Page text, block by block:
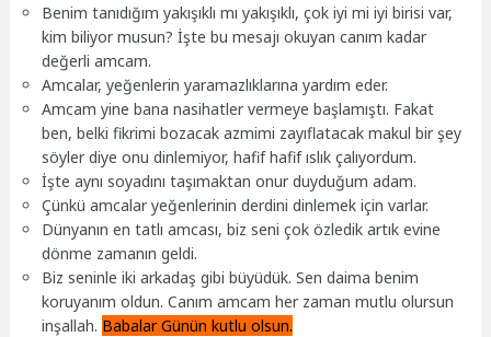
Benim tanıdığım yakışıklı mı yakışıklı, çok iyi mi iyi birisi var,
kim biliyor musun? İşte bu mesajı okuyan canım kadar
değerli amcam.
Amcalar, yeğenlerin yaramazlıklarına yardım eder.
Amcam yine bana nasihatler vermeye başlamıştı. Fakat
ben, belki fikrimi bozacak azmimi zayıflatacak makul bir şey
söyler diye onu dinlemiyor, hafif hafif ıslık çalıyordum.
İşte aynı soyadını taşımaktan onur duyduğum adam.
Çünkü amcalar yeğenlerinin derdini dinlemek için varlar.
Dünyanın en tatlı amcası, biz seni çok özledik artık evine
dönme zamanın geldi.
Biz seninle iki arkadaş gibi büyüdük. Sen daima benim
koruyanım oldun. Canım amcam her zaman mutlu olursun
inşallah. Babalar Günün kutlu olsun.